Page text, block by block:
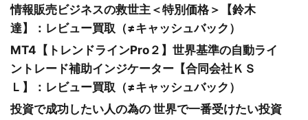
情報販売ビジネスの救世主＜特別価格＞【鈴木
達】：レビュー買取（≠キャッシュバック）
MT4【トレンドラインPro２】世界基準の自動ライ
ントレード補助インジケーター【合同会社ＫＳ
Ｌ】：レビュー買取（≠キャッシュバック）
投資で成功したい人の為の 世界で一番受けたい投資